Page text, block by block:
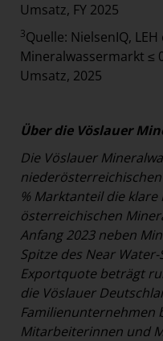
Umsatz, FY 2025
3Quelle: NielsenIQ,
Mineralwassermarkt ≤
Umsatz, 2025
Über die Vöslauer
Die Vöslauer
% Marktanteil die
österreichischen
Anfang 2023 neben
Spitze des Near
Exportquote beträgt
die Vöslauer
Familienunternehmen
Mitarbeiterinnen und